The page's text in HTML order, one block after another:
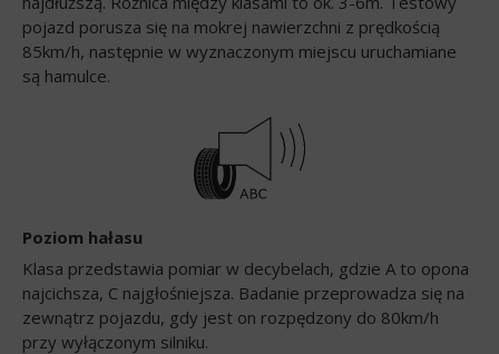
pojazd porusza się na mokrej nawierzchni z prędkością
85km/h, następnie w wyznaczonym miejscu uruchamiane
są hamulce.
Poziom hałasu
Klasa przedstawia pomiar w decybelach, gdzie A to opona
najcichsza, C najgłośniejsza. Badanie przeprowadza się na
zewnątrz pojazdu, gdy jest on rozpędzony do 80km/h
przy wyłączonym silniku.